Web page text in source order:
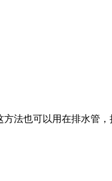
法也可以用在排水管